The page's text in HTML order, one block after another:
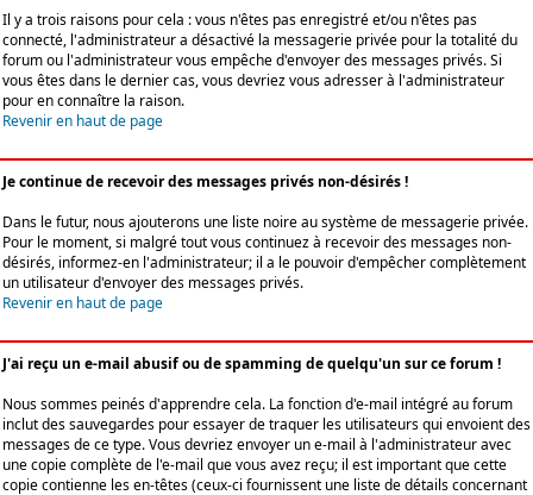
Il y a trois raisons pour cela : vous n'êtes pas enregistré et/ou n'êtes pas
connecté, l'administrateur a désactivé la messagerie privée pour la totalité du
forum ou l'administrateur vous empêche d'envoyer des messages privés. Si
vous êtes dans le dernier cas, vous devriez vous adresser à l'administrateur
pour en connaître la raison.
Revenir en haut de page
Je continue de recevoir des messages privés non-désirés !
Dans le futur, nous ajouterons une liste noire au système de messagerie privée.
Pour le moment, si malgré tout vous continuez à recevoir des messages non-
désirés, informez-en l'administrateur; il a le pouvoir d'empêcher complètement
un utilisateur d'envoyer des messages privés.
Revenir en haut de page
J'ai reçu un e-mail abusif ou de spamming de quelqu'un sur ce forum !
Nous sommes peinés d'apprendre cela. La fonction d'e-mail intégré au forum
inclut des sauvegardes pour essayer de traquer les utilisateurs qui envoient des
messages de ce type. Vous devriez envoyer un e-mail à l'administrateur avec
une copie complète de l'e-mail que vous avez reçu; il est important que cette
copie contienne les en-têtes (ceux-ci fournissent une liste de détails concernant